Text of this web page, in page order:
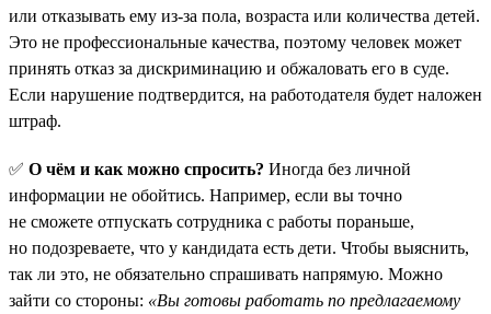
или отказывать ему из-за пола, возраста или количества детей.
Это не профессиональные качества, поэтому человек может
принять отказ за дискриминацию и обжаловать его в суде.
Если нарушение подтвердится, на работодателя будет наложен
штраф.
✅ О чём и как можно спросить? Иногда без личной
информации не обойтись. Например, если вы точно
не сможете отпускать сотрудника с работы пораньше,
но подозреваете, что у кандидата есть дети. Чтобы выяснить,
так ли это, не обязательно спрашивать напрямую. Можно
зайти со стороны: «Вы готовы работать по предлагаемому